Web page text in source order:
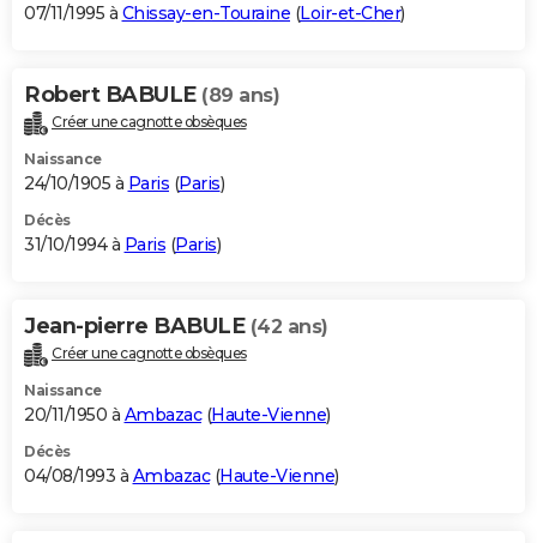
07/11/1995 à Chissay-en-Touraine (Loir-et-Cher)
Robert BABULE (89 ans)
Créer une cagnotte obsèques
Naissance
24/10/1905 à Paris (Paris)
Décès
31/10/1994 à Paris (Paris)
Jean-pierre BABULE (42 ans)
Créer une cagnotte obsèques
Naissance
20/11/1950 à Ambazac(Haute-Vienne)
Décès
04/08/1993 à Ambazac(Haute-Vienne)